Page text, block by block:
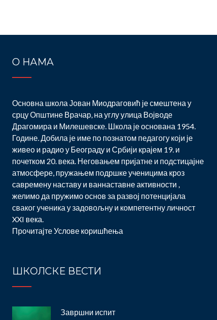
О НАМА
Основна школа Јован Миодраговић је смештена у
срцу Општине Врачар, на углу улица Војводе
Драгомира и Милешевске. Школа је основана 1954.
Године. Добила је име по познатом педагогу који је
живео и радио у Београду и Србији крајем 19. и
почетком 20. века. Неговањем пријатне и подстицајне
атмосфере, пружањем подршке ученицима кроз
савремену наставу и ваннаставне активности ,
желимо да пружимо основ за развој потенцијала
сваког ученика у задовољну и компетентну личност
XXI века.
ПрочитајтеУслове коришћења
ШКОЛСКЕ ВЕСТИ
Завршни испит